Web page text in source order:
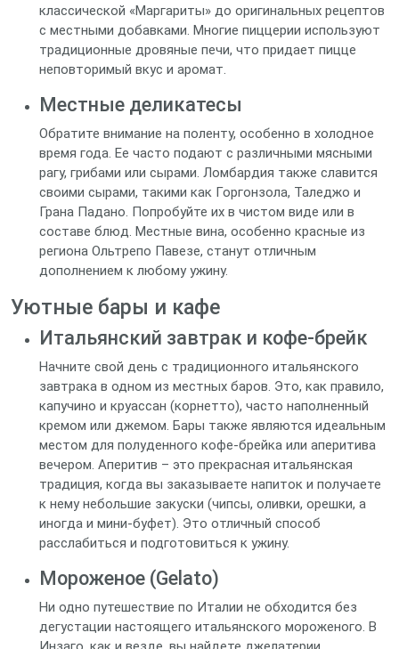
классической «Маргариты» до оригинальных рецептов
с местными добавками. Многие пиццерии используют
традиционные дровяные печи, что придает пицце
неповторимый вкус и аромат.
Местные деликатесы
Обратите внимание на поленту, особенно в холодное
время года. Ее часто подают с различными мясными
рагу, грибами или сырами. Ломбардия также славится
своими сырами, такими как Горгонзола, Таледжо и
Грана Падано. Попробуйте их в чистом виде или в
составе блюд. Местные вина, особенно красные из
региона Ольтрепо Павезе, станут отличным
дополнением к любому ужину.
Уютные бары и кафе
Итальянский завтрак и кофе-брейк
Начните свой день с традиционного итальянского
завтрака в одном из местных баров. Это, как правило,
капучино и круассан (корнетто), часто наполненный
кремом или джемом. Бары также являются идеальным
местом для полуденного кофе-брейка или аперитива
вечером. Аперитив – это прекрасная итальянская
традиция, когда вы заказываете напиток и получаете
к нему небольшие закуски (чипсы, оливки, орешки, а
иногда и мини-буфет). Это отличный способ
расслабиться и подготовиться к ужину.
Мороженое (Gelato)
Ни одно путешествие по Италии не обходится без
дегустации настоящего итальянского мороженого. В